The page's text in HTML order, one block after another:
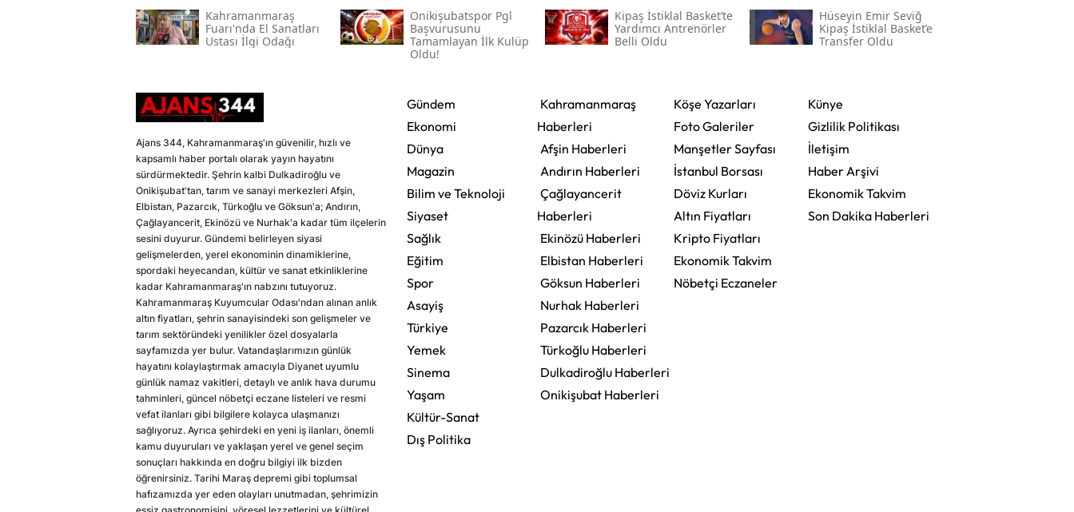
Güzel Alanlar
Kahramanmaraş
Fuarı'nda El Sanatları
Ustası İlgi Odağı
Onikişubatspor Pgl
Başvurusunu
Tamamlayan İlk Kulüp
Oldu!
Kipaş İstiklal Basket’te
Yardımcı Antrenörler
Belli Oldu
Hüseyin Emir Seviğ
Kipaş İstiklal Basket’e
Transfer Oldu
Ajans 344, Kahramanmaraş'ın güvenilir, hızlı ve
kapsamlı haber portalı olarak yayın hayatını
sürdürmektedir. Şehrin kalbi Dulkadiroğlu ve
Onikişubat'tan, tarım ve sanayi merkezleri Afşin,
Elbistan, Pazarcık, Türkoğlu ve Göksun'a; Andırın,
Çağlayancerit, Ekinözü ve Nurhak'a kadar tüm ilçelerin
sesini duyurur. Gündemi belirleyen siyasi
gelişmelerden, yerel ekonominin dinamiklerine,
spordaki heyecandan, kültür ve sanat etkinliklerine
kadar Kahramanmaraş'ın nabzını tutuyoruz.
Kahramanmaraş Kuyumcular Odası'ndan alınan anlık
altın fiyatları, şehrin sanayisindeki son gelişmeler ve
tarım sektöründeki yenilikler özel dosyalarla
sayfamızda yer bulur. Vatandaşlarımızın günlük
hayatını kolaylaştırmak amacıyla Diyanet uyumlu
günlük namaz vakitleri, detaylı ve anlık hava durumu
tahminleri, güncel nöbetçi eczane listeleri ve resmi
vefat ilanları gibi bilgilere kolayca ulaşmanızı
sağlıyoruz. Ayrıca şehirdeki en yeni iş ilanları, önemli
kamu duyuruları ve yaklaşan yerel ve genel seçim
sonuçları hakkında en doğru bilgiyi ilk bizden
öğrenirsiniz. Tarihi Maraş depremi gibi toplumsal
hafızamızda yer eden olayları unutmadan, şehrimizin
Gündem
Ekonomi
Dünya
Magazin
Bilim ve Teknoloji
Siyaset
Sağlık
Eğitim
Spor
Asayiş
Türkiye
Yemek
Sinema
Yaşam
Kültür-Sanat
Dış Politika
Kahramanmaraş
Haberleri
Afşin Haberleri
Andırın Haberleri
Çağlayancerit
Haberleri
Ekinözü Haberleri
Elbistan Haberleri
Göksun Haberleri
Nurhak Haberleri
Pazarcık Haberleri
Türkoğlu Haberleri
Dulkadiroğlu Haberleri
Onikişubat Haberleri
Köşe Yazarları
Foto Galeriler
Manşetler Sayfası
İstanbul Borsası
Döviz Kurları
Altın Fiyatları
Kripto Fiyatları
Ekonomik Takvim
Nöbetçi Eczaneler
Künye
Gizlilik Politikası
İletişim
Haber Arşivi
Ekonomik Takvim
Son Dakika Haberleri